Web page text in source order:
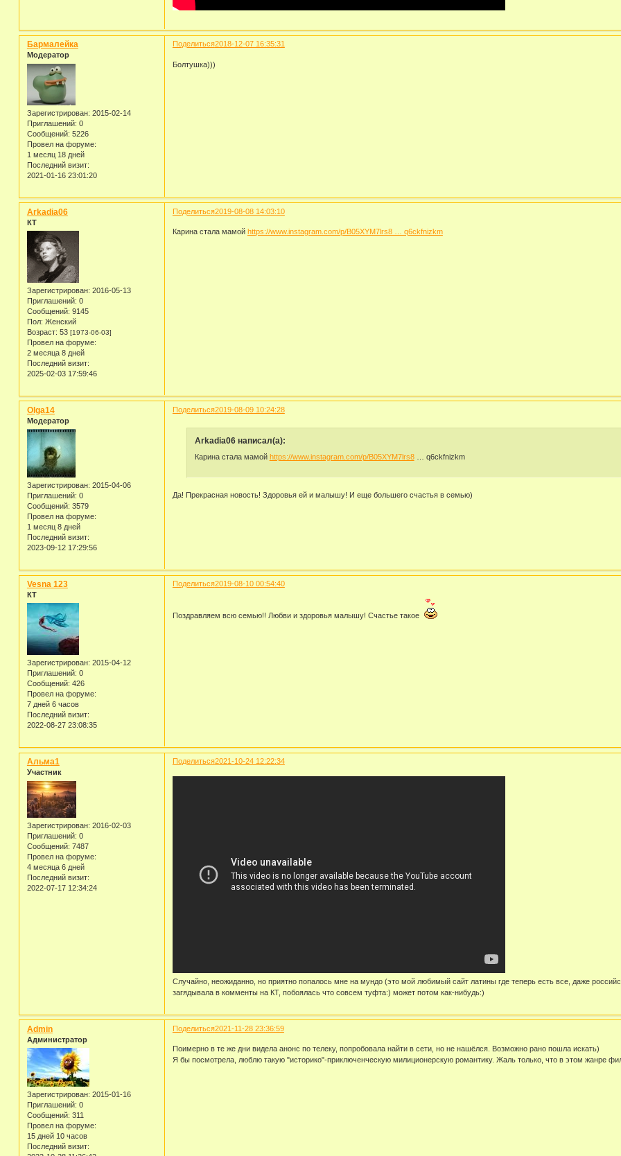
Поделиться2018-12-07 16:35:31
Бармалейка
Модератор
Зарегистрирован: 2015-02-14
Приглашений: 0
Сообщений: 5226
Провел на форуме:
1 месяц 18 дней
Последний визит:
2021-01-16 23:01:20
Болтушка)))
Поделиться2019-08-08 14:03:10
Arkadia06
КТ
Зарегистрирован: 2016-05-13
Приглашений: 0
Сообщений: 9145
Пол: Женский
Возраст: 53 [1973-06-03]
Провел на форуме:
2 месяца 8 дней
Последний визит:
2025-02-03 17:59:46
Карина стала мамой https://www.instagram.com/p/B05XYM7lrs8 … q6ckfnizkm
Поделиться2019-08-09 10:24:28
Olga14
Модератор
Зарегистрирован: 2015-04-06
Приглашений: 0
Сообщений: 3579
Провел на форуме:
1 месяц 8 дней
Последний визит:
2023-09-12 17:29:56
Arkadia06 написал(а):
Карина стала мамой https://www.instagram.com/p/B05XYM7lrs8… q6ckfnizkm
Да! Прекрасная новость! Здоровья ей и малышу! И еще большего счастья в семью)
Поделиться2019-08-10 00:54:40
Vesna 123
КТ
Зарегистрирован: 2015-04-12
Приглашений: 0
Сообщений: 426
Провел на форуме:
7 дней 6 часов
Последний визит:
2022-08-27 23:08:35
Поздравляем всю семью!! Любви и здоровья малышу! Счастье такое
Поделиться2021-10-24 12:22:34
Альма1
Участник
Зарегистрирован: 2016-02-03
Приглашений: 0
Сообщений: 7487
Провел на форуме:
4 месяца 6 дней
Последний визит:
2022-07-17 12:34:24
Случайно, неожиданно, но приятно попалось мне на мундо (это мой любимый сайт латины где теперь есть все, даже
загядывала в комменты на КТ, побоялась что совсем туфта:) может потом как-нибудь:)
Поделиться2021-11-28 23:36:59
Admin
Администратор
Зарегистрирован: 2015-01-16
Приглашений: 0
Сообщений: 311
Провел на форуме:
15 дней 10 часов
Последний визит:
Поимерно в те же дни видела анонс по телеку, попробовала найти в сети, но не нашёлся. Возможно рано пошла искать)
Я бы посмотрела, люблю такую "историко"-приключенческую милиционерскую романтику. Жаль только, что в этом жанре